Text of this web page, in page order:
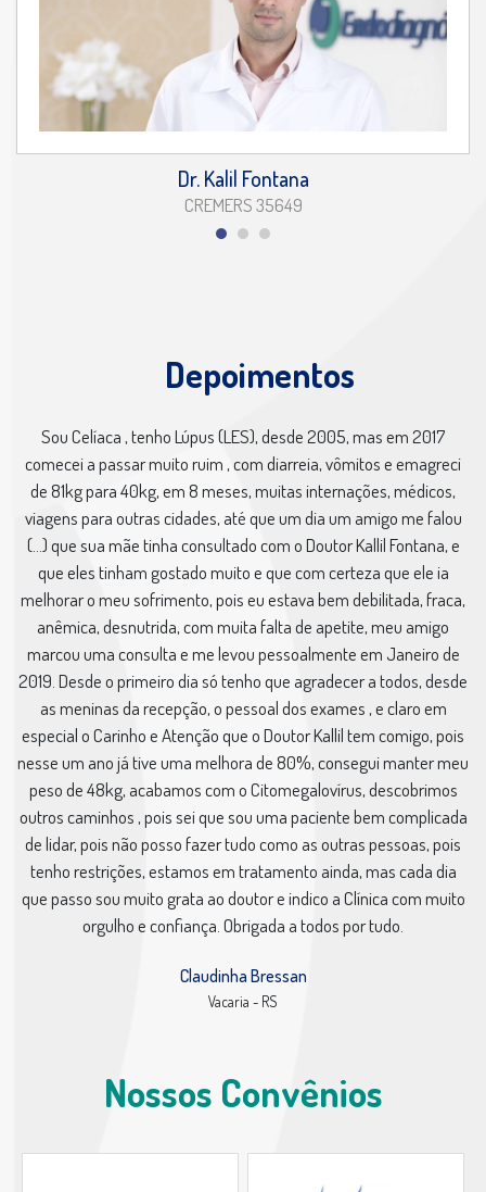
Dr. Kalil Fontana
CREMERS 35649
Depoimentos
Sou Celíaca , tenho Lúpus (LES), desde 2005, mas em 2017
comecei a passar muito ruim , com diarreia, vômitos e emagreci
de 81kg para 40kg, em 8 meses, muitas internações, médicos,
viagens para outras cidades, até que um dia um amigo me falou
(...) que sua mãe tinha consultado com o Doutor Kallil Fontana, e
que eles tinham gostado muito e que com certeza que ele ia
melhorar o meu sofrimento, pois eu estava bem debilitada, fraca,
anêmica, desnutrida, com muita falta de apetite, meu amigo
marcou uma consulta e me levou pessoalmente em Janeiro de
2019. Desde o primeiro dia só tenho que agradecer a todos, desde
as meninas da recepção, o pessoal dos exames , e claro em
especial o Carinho e Atenção que o Doutor Kallil tem comigo, pois
nesse um ano já tive uma melhora de 80%, consegui manter meu
peso de 48kg, acabamos com o Citomegalovírus, descobrimos
outros caminhos , pois sei que sou uma paciente bem complicada
de lidar, pois não posso fazer tudo como as outras pessoas, pois
tenho restrições, estamos em tratamento ainda, mas cada dia
que passo sou muito grata ao doutor e indico a Clínica com muito
orgulho e confiança. Obrigada a todos por tudo.
Claudinha Bressan
Vacaria - RS
Nossos Convênios